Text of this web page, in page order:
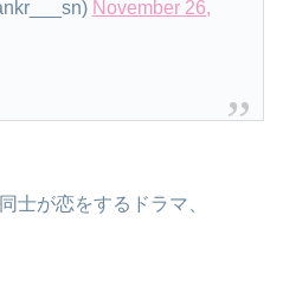
November 26,
士が恋をするドラマ、